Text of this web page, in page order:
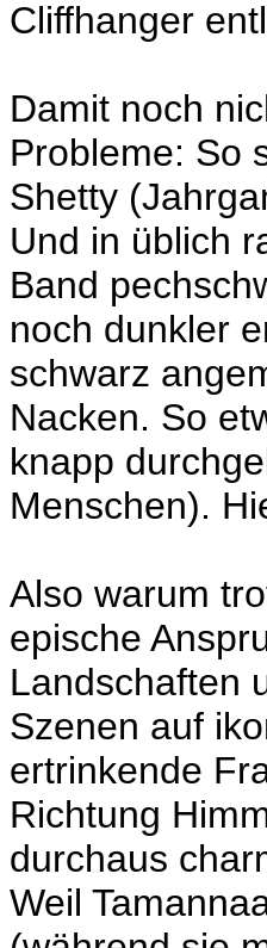
Cliffhanger
Damit noch
Probleme: So
Shetty
Und in üblich
Band
noch dunkler
schwarz
Nacken. So
knapp
Menschen).
Also warum
epische
Landschaften
Szenen auf
ertrinkende
Richtung
durchaus
Weil